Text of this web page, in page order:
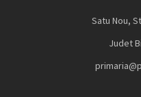
Satu Nou,
Judet